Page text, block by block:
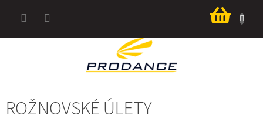
košík
ROŽNOVSKÉ ÚLETY